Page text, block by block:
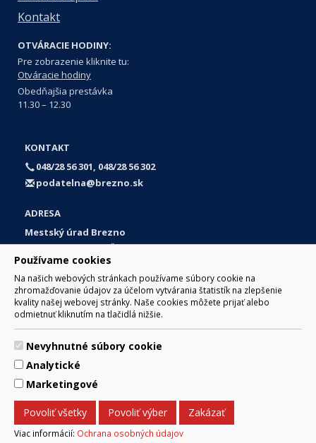
Používame cookies
Na našich webových stránkach používame súbory cookie na
zhromažďovanie údajov za účelom vytvárania štatistík na zlepšenie
kvality našej webovej stránky. Naše cookies môžete prijať alebo
odmietnuť kliknutím na tlačidlá nižšie.
Nevyhnutné súbory cookie
Analytické
Marketingové
Povoliť všetky Povoliť výber Zakázať
Viac informácií: Ochrana osobných údajov
Kontakt
OTVÁRACIE HODINY:
Pre zobrazenie kliknite tu:
Otváracie hodiny
Obedňajšia prestávka
11.30 – 12.30
KONTAKT
048/28 56 301, 048/28 56 302
podatelna@brezno.sk
ADRESA
Mestský úrad Brezno
Námestie gen. M. R. Štefánika 1
977 01 Brezno
Slovakia (Slovak Republic)
© 2017 Mesto Brezno, Námestie gen. M. R. Štefánika 1, Brezno
977 01 Tel.: 048/28 56 301, 048/28 56 302 Email:
Za obsah zodpovedá Mesto Brezno. Technický prevádzkovateľ:
Arrabella, s.r.o. , Pod Donátom 12/136 Žiar nad Hronom 965 01
podpora@internetova-stranka.sk
Prehlásenie o prístupnosti
Ochrana osobných údajov